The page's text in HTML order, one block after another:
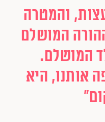
והמטרה
המושלם
המושלם.
אותנו, היא